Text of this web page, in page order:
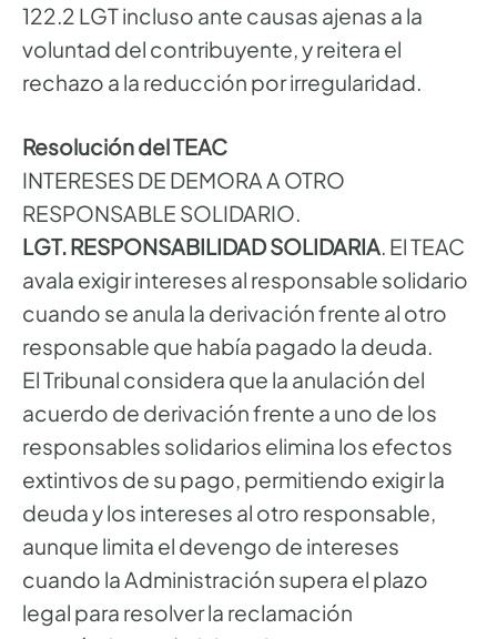
122.2 LGT incluso ante causas ajenas a la
voluntad del contribuyente, y reitera el
rechazo a la reducción por irregularidad.
Resolución del TEAC
INTERESES DE DEMORA A OTRO
RESPONSABLE SOLIDARIO.
LGT. RESPONSABILIDAD SOLIDARIA. El TEAC
avala exigir intereses al responsable solidario
cuando se anula la derivación frente al otro
responsable que había pagado la deuda.
El Tribunal considera que la anulación del
acuerdo de derivación frente a uno de los
responsables solidarios elimina los efectos
extintivos de su pago, permitiendo exigir la
deuda y los intereses al otro responsable,
aunque limita el devengo de intereses
cuando la Administración supera el plazo
legal para resolver la reclamación